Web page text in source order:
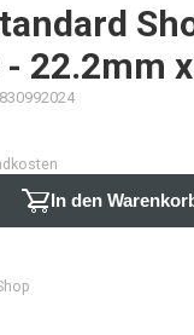
22.2mm
In den